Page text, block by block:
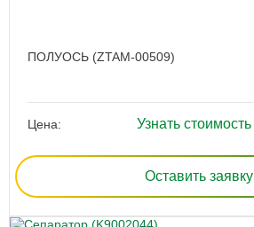
ПОЛУОСЬ (ZTAM-00509)
Цена: Узнать стоимость
Оставить заявку